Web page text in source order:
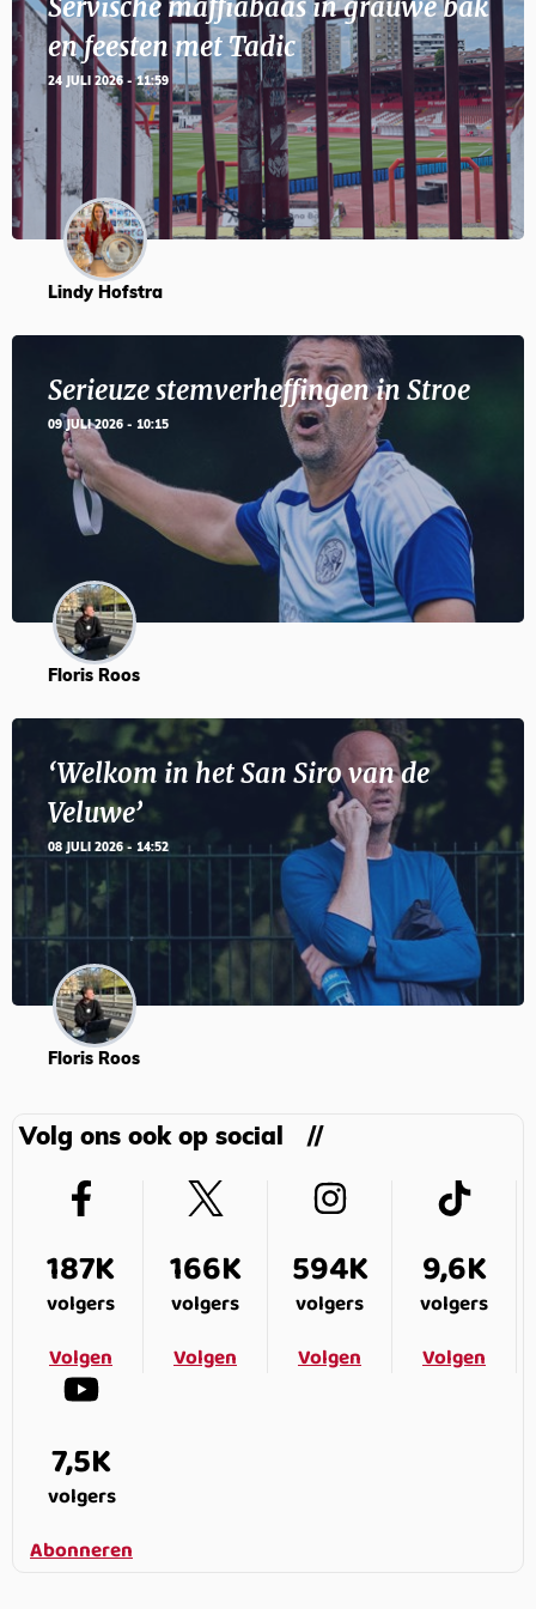
Servische maffiabaas in grauwe bak
en feesten met Tadic
24 JULI 2026 - 11:59
Lindy Hofstra
Serieuze stemverheffingen in Stroe
09 JULI 2026 - 10:15
Floris Roos
‘Welkom in het San Siro van de
Veluwe’
08 JULI 2026 - 14:52
Floris Roos
Volg ons ook op social
187K
volgers
Volgen
166K
volgers
Volgen
594K
volgers
Volgen
9,6K
volgers
Volgen
7,5K
volgers
Abonneren